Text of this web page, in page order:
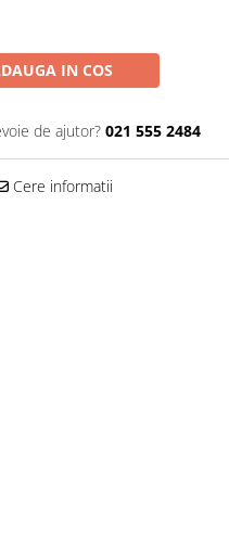
IN COS
de ajutor? 021 555 2484
Cere informatii